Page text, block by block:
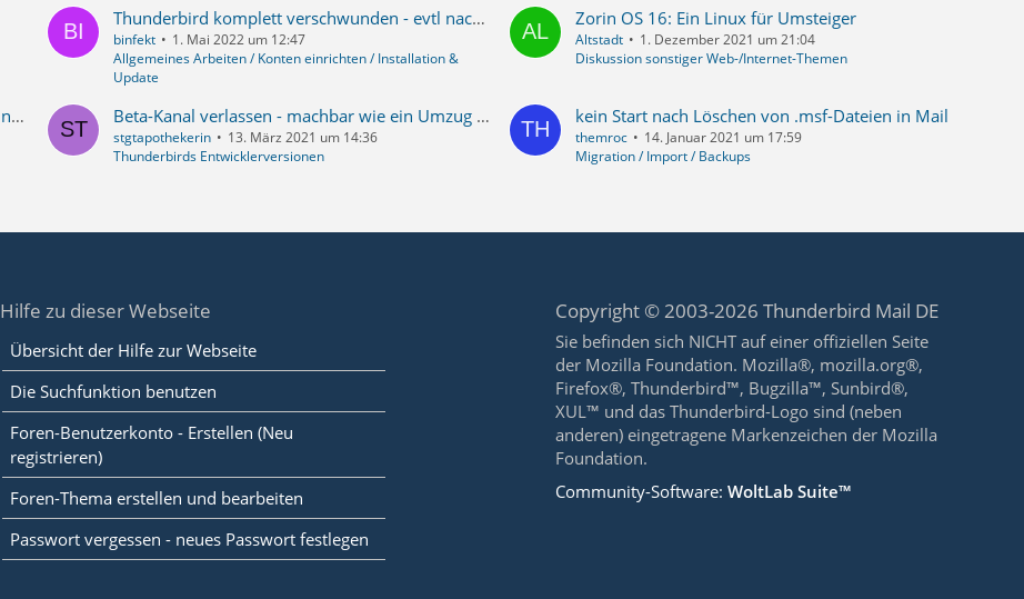
Thunderbird komplett verschwunden - evtl nach Anwendung von CC-Cleaner und Avast Free Antivir?
binfekt
1. Mai 2022 um 12:47
Allgemeines Arbeiten / Konten einrichten / Installation &
Update
Zorin OS 16: Ein Linux für Umsteiger
Altstadt
1. Dezember 2021 um 21:04
Diskussion sonstiger Web-/Internet-Themen
Übertragen von Thunderbird-Daten auf einen neuen / anderen Computer Beta-Kanal verlassen - machbar wie ein Umzug auf anderen Computer?
stgtapothekerin
13. März 2021 um 14:36
Thunderbirds Entwicklerversionen
kein Start nach Löschen von .msf-Dateien in Mail
themroc
14. Januar 2021 um 17:59
Migration / Import / Backups
Hilfe zu dieser Webseite
Übersicht der Hilfe zur Webseite
Die Suchfunktion benutzen
Foren-Benutzerkonto - Erstellen (Neu
registrieren)
Foren-Thema erstellen und bearbeiten
Passwort vergessen - neues Passwort festlegen
Copyright © 2003-2026 Thunderbird Mail DE
Sie befinden sich NICHT auf einer offiziellen Seite
der Mozilla Foundation. Mozilla®, mozilla.org®,
Firefox®, Thunderbird™, Bugzilla™, Sunbird®,
XUL™ und das Thunderbird-Logo sind (neben
anderen) eingetragene Markenzeichen der Mozilla
Foundation.
Community-Software:WoltLab Suite™